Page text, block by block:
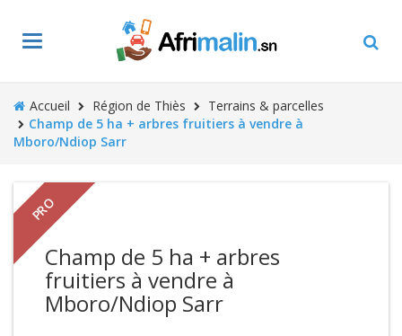
Toggle
navigation
Accueil Région de Thiès
Terrains & parcelles
Champ de 5 ha + arbres fruitiers à vendre à
Mboro/Ndiop Sarr
PRO
Champ de 5 ha + arbres
fruitiers à vendre à
Mboro/Ndiop Sarr